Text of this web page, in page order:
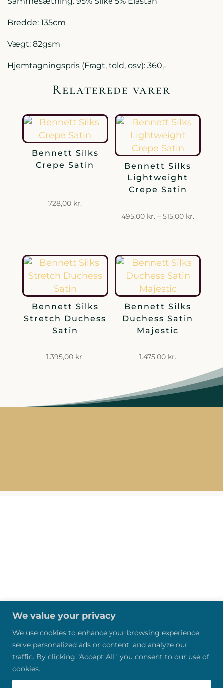
We value your privacy
We use cookies to enhance your browsing experience,
serve personalized ads or content, and analyze our
traffic. By clicking "Accept All", you consent to our use of
cookies.
Bredde: 135cm
Vægt: 82gsm
Hjemtagningspris (Fragt, told, osv): 360,-
Relaterede varer
Bennett Silks
Crepe Satin
728,00 kr.
Bennett Silks
Lightweight
Crepe Satin
495,00 kr. – 515,00 kr.
til
Bennett Silks
Stretch Duchess
Satin
1.395,00 kr.
Bennett Silks
Duchess Satin
Majestic
1.475,00 kr.
© Copyright ©2026 | Eleonora's